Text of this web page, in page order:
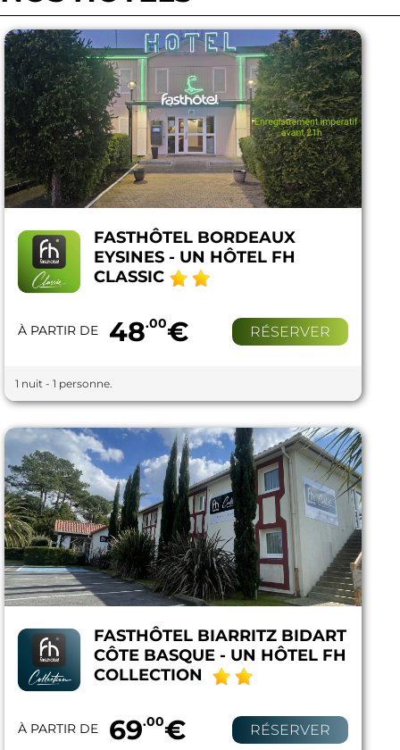
FASTHÔTEL BORDEAUX
EYSINES - UN HÔTEL FH
CLASSIC
À PARTIR DE 48.00€ RÉSERVER
1 nuit - 1 personne.
FASTHÔTEL BIARRITZ BIDART
CÔTE BASQUE - UN HÔTEL FH
COLLECTION
À PARTIR DE 69.00€ RÉSERVER